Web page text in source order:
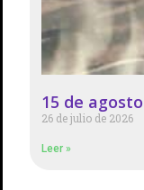
15 de
26 de julio de 2026
Leer »